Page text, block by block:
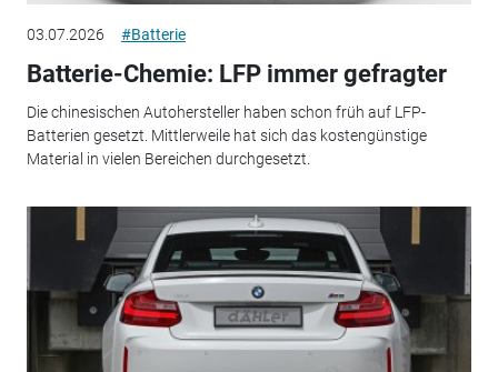
03.07.2026 #Batterie
Batterie-Chemie: LFP immer gefragter
Die chinesischen Autohersteller haben schon früh auf LFP-
Batterien gesetzt. Mittlerweile hat sich das kostengünstige
Material in vielen Bereichen durchgesetzt.